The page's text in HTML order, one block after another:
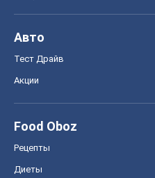
Авто
Тест Драйв
Акции
Food Oboz
Рецепты
Диеты